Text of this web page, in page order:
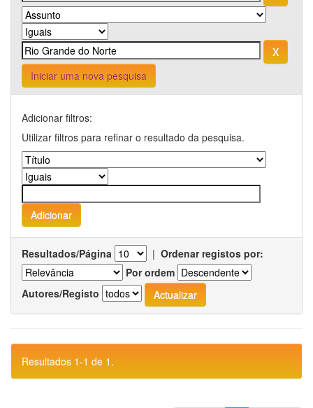
Iniciar uma nova pesquisa
Adicionar filtros:
Utilizar filtros para refinar o resultado da pesquisa.
Resultados/Página | Ordenar registos por:
Por ordem
Autores/Registo
Resultados 1-1 de 1.